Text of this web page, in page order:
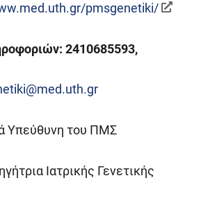
pmsgenetiki/
2410685593,
Υπεύθυνη του ΠΜΣ
Ιατρικής Γενετικής